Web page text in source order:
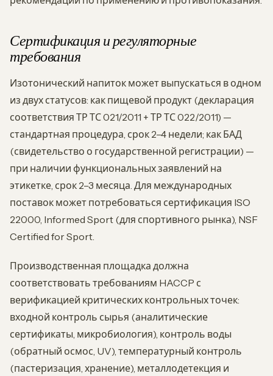
Сертификация и регуляторные
требования
Изотонический напиток может выпускаться в одном
из двух статусов: как пищевой продукт (декларация
соответствия ТР ТС 021/2011 + ТР ТС 022/2011) —
стандартная процедура, срок 2–4 недели; как БАД
(свидетельство о государственной регистрации) —
при наличии функциональных заявлений на
этикетке, срок 2–3 месяца. Для международных
поставок может потребоваться сертификация ISO
22000, Informed Sport (для спортивного рынка), NSF
Certified for Sport.
Производственная площадка должна
соответствовать требованиям HACCP с
верификацией критических контрольных точек:
входной контроль сырья (аналитические
сертификаты, микробиология), контроль воды
(обратный осмос, UV), температурный контроль
(пастеризация, хранение), металлодетекция и